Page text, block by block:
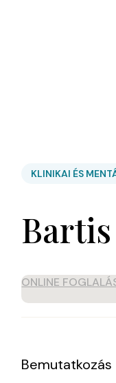
KLINIKAI ÉS
ONLINE
Bemutatkozás